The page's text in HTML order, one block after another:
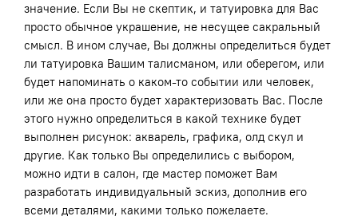
значение. Если Вы не скептик, и татуировка для Вас
просто обычное украшение, не несущее сакральный
смысл. В ином случае, Вы должны определиться будет
ли татуировка Вашим талисманом, или оберегом, или
будет напоминать о каком-то событии или человек,
или же она просто будет характеризовать Вас. После
этого нужно определиться в какой технике будет
выполнен рисунок: акварель, графика, олд скул и
другие. Как только Вы определились с выбором,
можно идти в салон, где мастер поможет Вам
разработать индивидуальный эскиз, дополнив его
всеми деталями, какими только пожелаете.